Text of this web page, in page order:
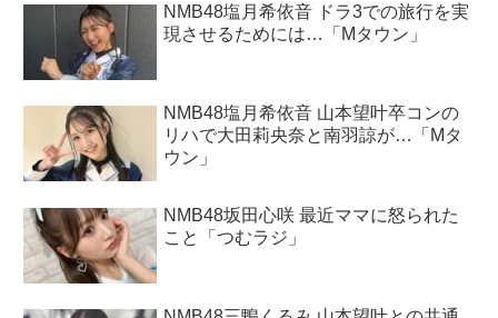
NMB48塩月希依音 ドラ3での旅行を実
現させるためには…「Mタウン」
NMB48塩月希依音 山本望叶卒コンの
リハで大田莉央奈と南羽諒が…「Mタ
ウン」
NMB48坂田心咲 最近ママに怒られた
こと「つむラジ」